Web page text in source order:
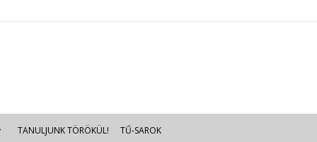
TANULJUNK TÖRÖKÜL! TŰ-SAROK